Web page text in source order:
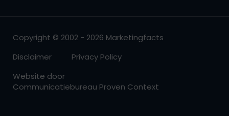
Copyright © 2002 - 2026 Marketingfacts
Disclaimer
Privacy Policy
Website door
Communicatiebureau Proven Context